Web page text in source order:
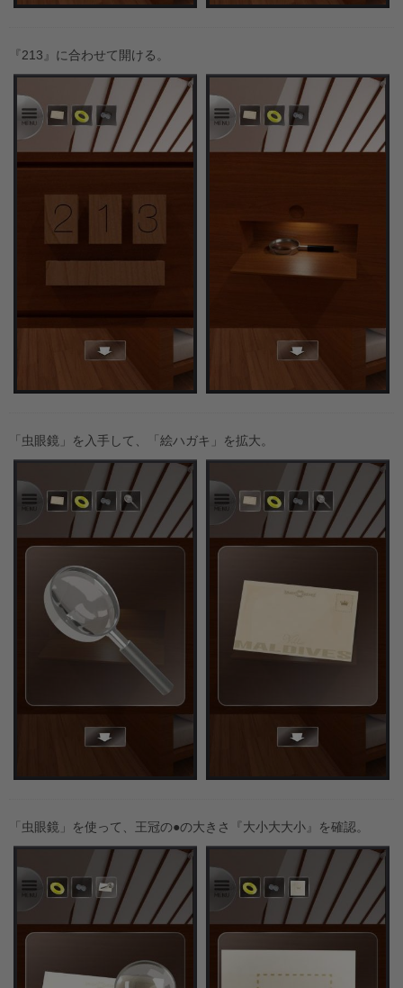
『213』に合わせて開ける。
「虫眼鏡」を入手して、「絵ハガキ」を拡大。
「虫眼鏡」を使って、王冠の●の大きさ『大小大大小』を確認。